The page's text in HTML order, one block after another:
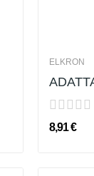
ELKRON
8,91 €